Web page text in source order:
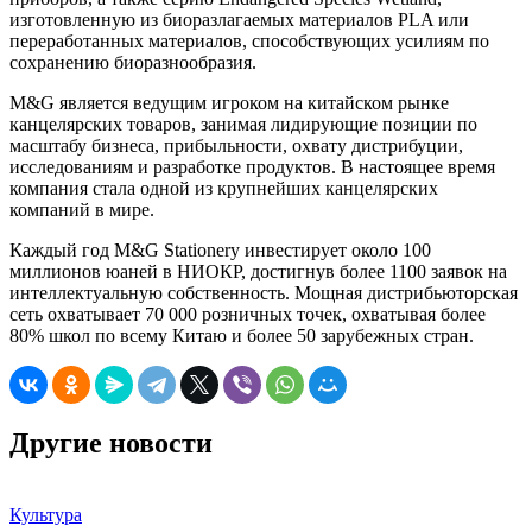
изготовленную из биоразлагаемых материалов PLA или
переработанных материалов, способствующих усилиям по
сохранению биоразнообразия.
M&G является ведущим игроком на китайском рынке
канцелярских товаров, занимая лидирующие позиции по
масштабу бизнеса, прибыльности, охвату дистрибуции,
исследованиям и разработке продуктов. В настоящее время
компания стала одной из крупнейших канцелярских
компаний в мире.
Каждый год M&G Stationery инвестирует около 100
миллионов юаней в НИОКР, достигнув более 1100 заявок на
интеллектуальную собственность. Мощная дистрибьюторская
сеть охватывает 70 000 розничных точек, охватывая более
80% школ по всему Китаю и более 50 зарубежных стран.
Другие новости
Культура